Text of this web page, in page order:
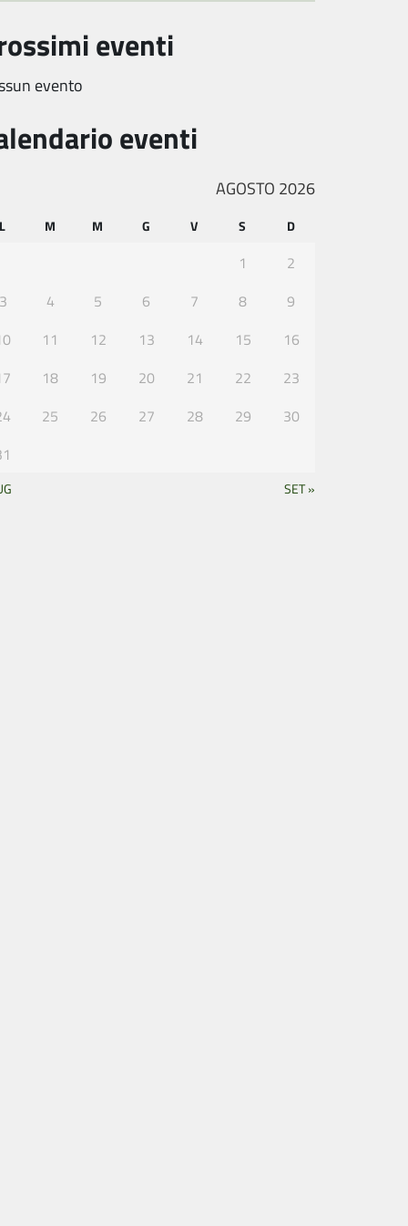
eventi
evento
eventi
AGOSTO 2026
L M M G V S D
1
2
4 5 6 7 8
9
11 12 13 14 15
16
18 19 20 21 22
23
25 26 27 28 29
30
SET »